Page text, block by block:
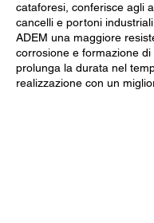
cataforesi, conferisce agli
cancelli e portoni
ADEM una maggiore
corrosione e formazione
prolunga la durata nel
realizzazione con un